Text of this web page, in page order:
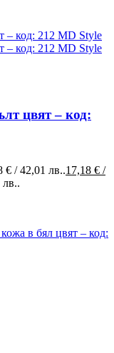
цвят – код:
€ / 42,01 лв..17,18 € /
лв..